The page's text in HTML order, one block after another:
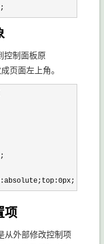
控制面板原
页面左上角。
项
从外部修改控制项